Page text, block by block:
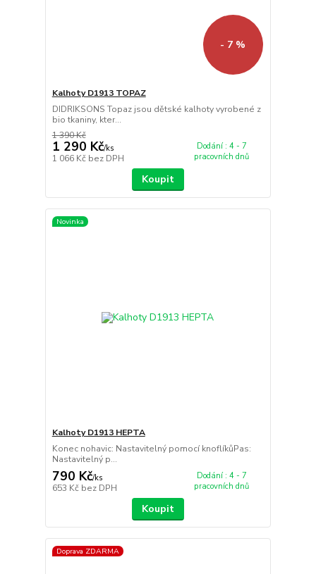
- 7 %
Kalhoty D1913 TOPAZ
DIDRIKSONS Topaz jsou dětské kalhoty vyrobené z
bio tkaniny, kter...
1 390 Kč
1 290 Kč/ks
1 066 Kč bez DPH
Dodání : 4 - 7
pracovních dnů
Koupit
Novinka
Kalhoty D1913 HEPTA
Konec nohavic: Nastavitelný pomocí knoflíkůPas:
Nastavitelný p...
790 Kč/ks
653 Kč bez DPH
Dodání : 4 - 7
pracovních dnů
Koupit
Doprava ZDARMA